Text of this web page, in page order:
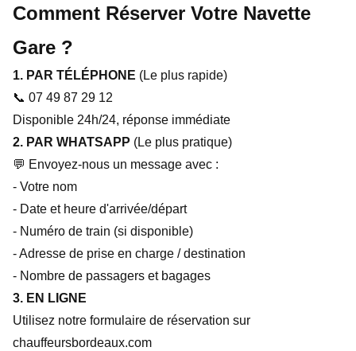
Comment Réserver Votre Navette
Gare ?
1. PAR TÉLÉPHONE (Le plus rapide)
📞 07 49 87 29 12
Disponible 24h/24, réponse immédiate
2. PAR WHATSAPP (Le plus pratique)
💬 Envoyez-nous un message avec :
- Votre nom
- Date et heure d'arrivée/départ
- Numéro de train (si disponible)
- Adresse de prise en charge / destination
- Nombre de passagers et bagages
3. EN LIGNE
Utilisez notre formulaire de réservation sur
chauffeursbordeaux.com